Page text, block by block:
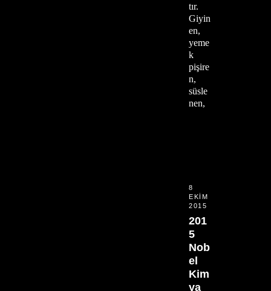
tır.
Giyin
en,
yeme
k
pişire
n,
süsle
nen,
8
EKIM
2015
201
5
Nob
el
Kim
ya